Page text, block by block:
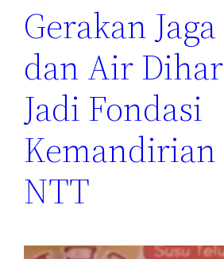
Gerakan
dan Air
Jadi Fondasi
Kemandirian
NTT